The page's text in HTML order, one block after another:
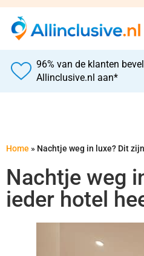
96% van de klanten
Allinclusive.nl aan*
Home » Nachtje weg in luxe? Dit
Nachtje weg
ieder hotel